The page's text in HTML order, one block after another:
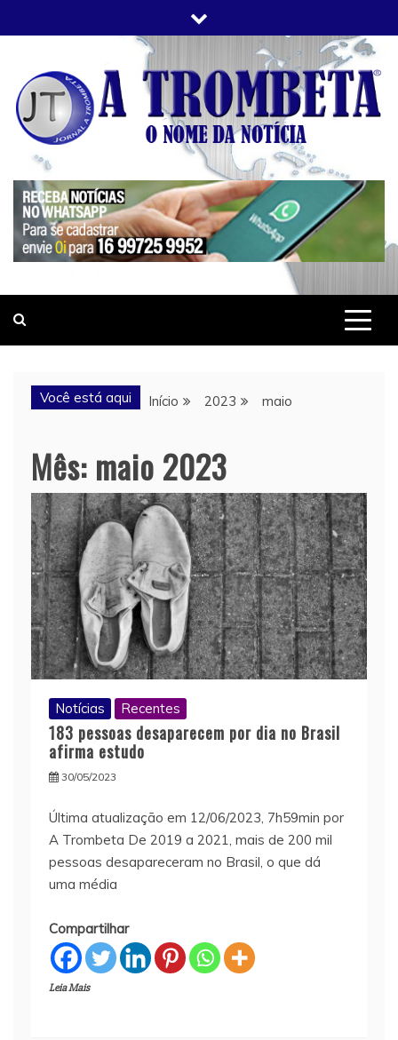
to
JORNAL A TROMBETA
O Nome da Notícia
Você está aqui Início 2023 maio
Mês: maio 2023
Notícias Recentes
183 pessoas desaparecem por dia no Brasil
afirma estudo
30/05/2023
Última atualização em 12/06/2023, 7h59min por
A Trombeta De 2019 a 2021, mais de 200 mil
pessoas desapareceram no Brasil, o que dá
uma média
Compartilhar
Leia Mais